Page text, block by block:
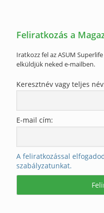
Feliratkozás a
Iratkozz fel az ASUM
elküldjük neked e-mailben.
Keresztnév vagy teljes
E-mail cím:
A feliratkozással
szabályzatunkat.